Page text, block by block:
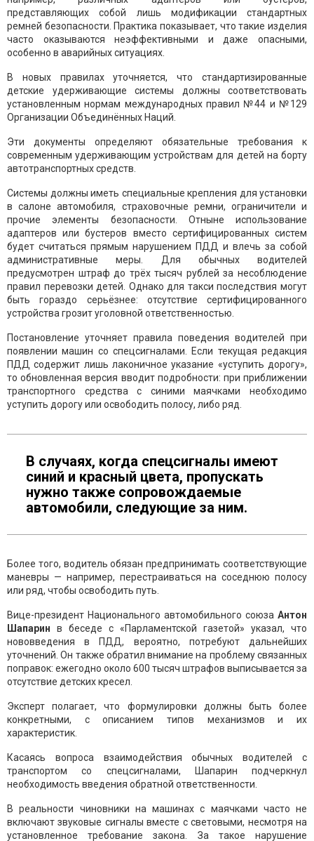
представляющих собой лишь модификации стандартных
ремней безопасности. Практика показывает, что такие изделия
часто оказываются неэффективными и даже опасными,
особенно в аварийных ситуациях.
В новых правилах уточняется, что стандартизированные
детские удерживающие системы должны соответствовать
установленным нормам международных правил №44 и №129
Организации Объединённых Наций.
Эти документы определяют обязательные требования к
современным удерживающим устройствам для детей на борту
автотранспортных средств.
Системы должны иметь специальные крепления для установки
в салоне автомобиля, страховочные ремни, ограничители и
прочие элементы безопасности. Отныне использование
адаптеров или бустеров вместо сертифицированных систем
будет считаться прямым нарушением ПДД и влечь за собой
административные меры. Для обычных водителей
предусмотрен штраф до трёх тысяч рублей за несоблюдение
правил перевозки детей. Однако для такси последствия могут
быть гораздо серьёзнее: отсутствие сертифицированного
устройства грозит уголовной ответственностью.
Постановление уточняет правила поведения водителей при
появлении машин со спецсигналами. Если текущая редакция
ПДД содержит лишь лаконичное указание «уступить дорогу»,
то обновленная версия вводит подробности: при приближении
транспортного средства с синими маячками необходимо
уступить дорогу или освободить полосу, либо ряд.
В случаях, когда спецсигналы имеют
синий и красный цвета, пропускать
нужно также сопровождаемые
автомобили, следующие за ним.
Более того, водитель обязан предпринимать соответствующие
маневры — например, перестраиваться на соседнюю полосу
или ряд, чтобы освободить путь.
Вице-президент Национального автомобильного союза Антон
Шапарин в беседе с «Парламентской газетой» указал, что
нововведения в ПДД, вероятно, потребуют дальнейших
уточнений. Он также обратил внимание на проблему связанных
поправок: ежегодно около 600 тысяч штрафов выписывается за
отсутствие детских кресел.
Эксперт полагает, что формулировки должны быть более
конкретными, с описанием типов механизмов и их
характеристик.
Касаясь вопроса взаимодействия обычных водителей с
транспортом со спецсигналами, Шапарин подчеркнул
необходимость введения обратной ответственности.
В реальности чиновники на машинах с маячками часто не
включают звуковые сигналы вместе с световыми, несмотря на
установленное требование закона. За такое нарушение